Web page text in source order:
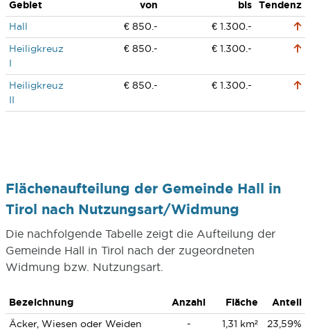
Gebiet
von
bis
Tendenz
Hall
€ 850.-
€ 1.300.-
Heiligkreuz
I
€ 850.- € 1.300.-
Heiligkreuz
II
€ 850.- € 1.300.-
Flächenaufteilung der Gemeinde Hall in
Tirol nach Nutzungsart/Widmung
Die nachfolgende Tabelle zeigt die Aufteilung der
Gemeinde Hall in Tirol nach der zugeordneten
Widmung bzw. Nutzungsart.
Bezeichnung Anzahl Fläche
Anteil
Äcker, Wiesen oder Weiden
- 1,31 km² 23,59%